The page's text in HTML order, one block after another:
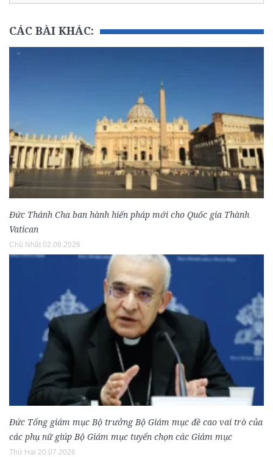
CÁC BÀI KHÁC:
Đức Thánh Cha ban hành hiến pháp mới cho Quốc gia Thành
Vatican
Chủ Nhật 02.08.2026
Đức Tổng giám mục Bộ trưởng Bộ Giám mục đề cao vai trò của
các phụ nữ giúp Bộ Giám mục tuyển chọn các Giám mục
Thứ Hai 20.07.2026